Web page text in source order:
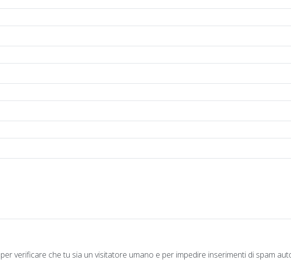
Questa domanda è un test per verificare che tu sia un visitatore umano